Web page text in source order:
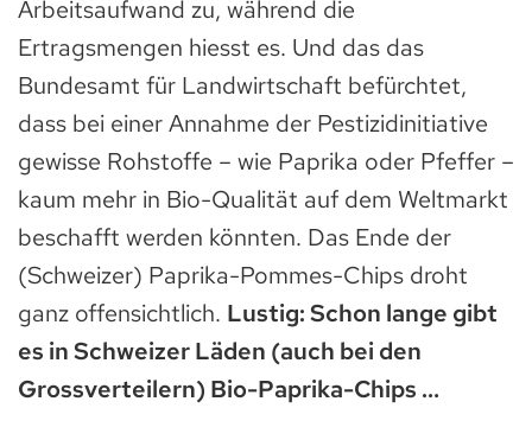
Arbeitsaufwand zu, während die
Ertragsmengen hiesst es. Und das das
Bundesamt für Landwirtschaft befürchtet,
dass bei einer Annahme der Pestizidinitiative
gewisse Rohstoffe – wie Paprika oder Pfeffer –
kaum mehr in Bio-Qualität auf dem Weltmarkt
beschafft werden könnten. Das Ende der
(Schweizer) Paprika-Pommes-Chips droht
ganz offensichtlich. Lustig: Schon lange gibt
es in Schweizer Läden (auch bei den
Grossverteilern) Bio-Paprika-Chips …